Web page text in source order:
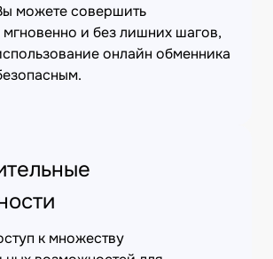
можете совершить
и без лишних шагов,
онлайн обменника
к множеству